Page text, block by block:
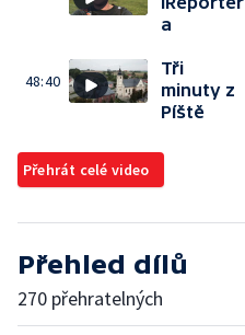
a
48:40
Tři
minuty z
Píště
Přehrát celé video
Přehled dílů
270 přehratelných